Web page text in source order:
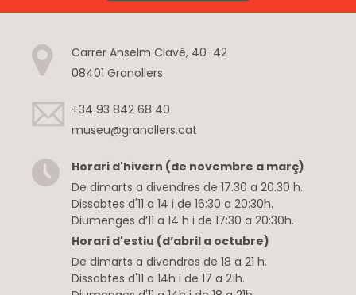
Carrer Anselm Clavé, 40-42
08401 Granollers
+34 93 842 68 40
museu@granollers.cat
Horari d'hivern (de novembre a març)
De dimarts a divendres de 17.30 a 20.30 h.
Dissabtes d'11 a 14 i de 16:30 a 20:30h.
Diumenges d’11 a 14 h i de 17:30 a 20:30h.
Horari d'estiu (d’abril a octubre)
De dimarts a divendres de 18 a 21 h.
Dissabtes d'11 a 14h i de 17 a 21h.